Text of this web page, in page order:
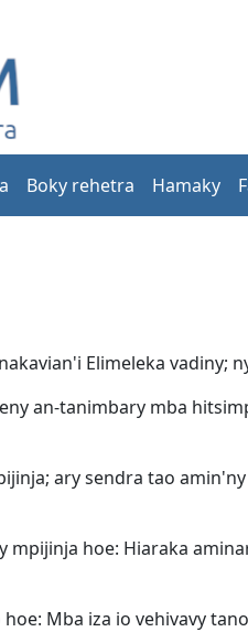
Boky rehetra Hamaky
Elimeleka vadiny;
an-tanimbary mba
ary sendra tao
hoe: Hiaraka
Mba iza io vehivavy